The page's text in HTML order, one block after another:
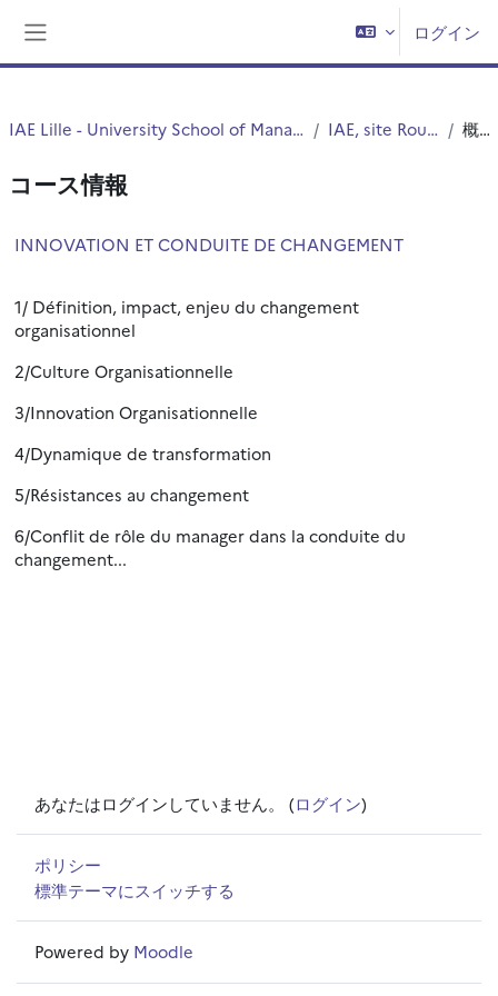
ログイン
IAE Lille - University School of Management IAE, site Roubaix 概要
コース情報
INNOVATION ET CONDUITE DE CHANGEMENT
1/ Définition, impact, enjeu du changement
organisationnel
2/Culture Organisationnelle
3/Innovation Organisationnelle
4/Dynamique de transformation
5/Résistances au changement
6/Conflit de rôle du manager dans la conduite du
changement...
あなたはログインしていません。 (ログイン)
ポリシー
標準テーマにスイッチする
Powered by Moodle